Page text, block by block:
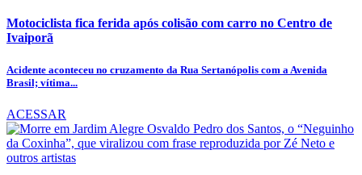
Motociclista fica ferida após colisão com carro no Centro de
Ivaiporã
Acidente aconteceu no cruzamento da Rua Sertanópolis com a Avenida
Brasil; vítima...
ACESSAR